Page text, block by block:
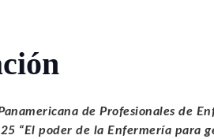
de Profesionales de
“El poder de la Enfermería para